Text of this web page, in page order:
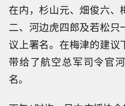
在内，杉山元、畑俊六、
二、河边虎四郎及若松只
议上署名。在梅津的建议
带给了航空总军司令官
名。